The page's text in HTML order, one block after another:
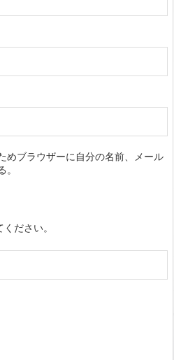
めブラウザーに自分の名前、メール
ださい。